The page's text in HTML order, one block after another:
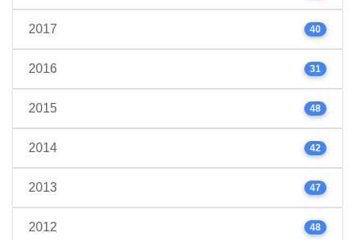
2017 40
2016 31
2015 48
2014 42
2013 47
2012 48